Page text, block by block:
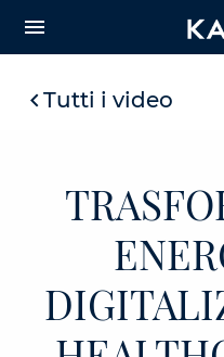
CONTENT
menu
Tutti i video